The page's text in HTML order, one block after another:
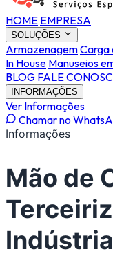
HOME EMPRESA
SOLUÇÕES
ArmazenagemCarga
In House Manuseios
BLOG FALE
INFORMAÇÕES
Ver Informações
Chamar no
Informações
Mão de
Indústria